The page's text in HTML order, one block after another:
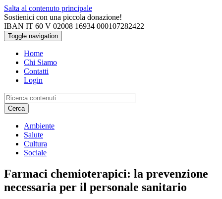
Salta al contenuto principale
Sostienici con una piccola donazione!
IBAN IT 60 V 02008 16934 000107282422
Toggle navigation
Home
Chi Siamo
Contatti
Login
Cerca
Ambiente
Salute
Cultura
Sociale
Farmaci chemioterapici: la prevenzione
necessaria per il personale sanitario